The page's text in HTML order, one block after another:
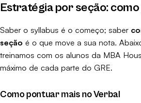
Estratégia por seção:
Saber o syllabus é o começo; saber
seção é o que move a sua nota.
treinamos com os alunos da MBA
máximo de cada parte do GRE.
Como pontuar mais no Verbal